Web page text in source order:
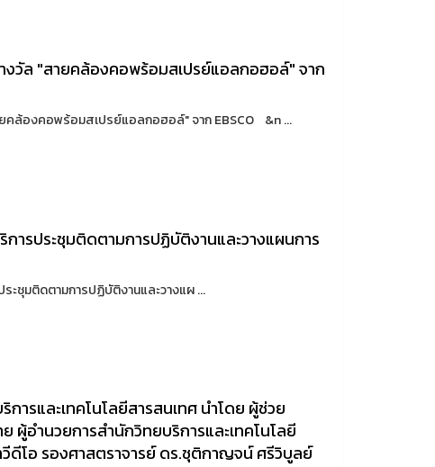
งวัล "สายคล้องคอพร้อมสเปรย์แอลกอฮอล์" จาก
คล้องคอพร้อมสเปรย์แอลกอฮอล์" จาก EBSCO &n ...
ารประชุมติดตามการปฏิบัติงานและวางแผนการ
ชุมติดตามการปฏิบัติงานและวางแผ ...
ารและเทคโนโลยีสารสนเทศ นำโดย ผู้ช่วย
ผู้อำนวยการสำนักวิทยบริการและเทคโนโลยี
วีดีโอ รองศาสตราจารย์ ดร.ชุติกาญจน์ ศรีวิบูลย์